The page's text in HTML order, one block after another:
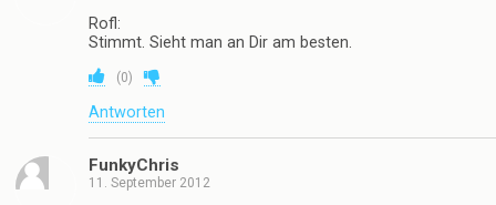
Rofl:
Stimmt. Sieht man an Dir am besten.
(0)
Antworten
FunkyChris
11. September 2012